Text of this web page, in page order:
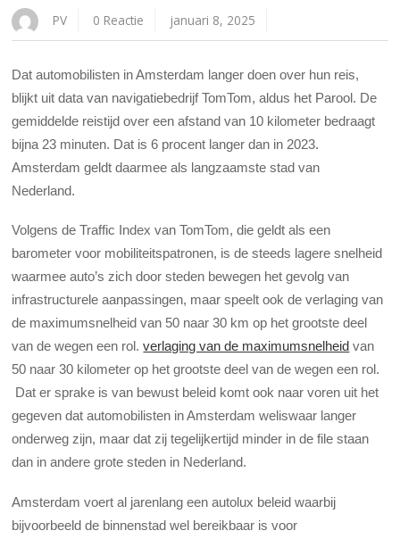
PV 0 Reactie januari 8, 2025
Dat automobilisten in Amsterdam langer doen over hun reis,
blijkt uit data van navigatiebedrijf TomTom, aldus het Parool. De
gemiddelde reistijd over een afstand van 10 kilometer bedraagt
bijna 23 minuten. Dat is 6 procent langer dan in 2023.
Amsterdam geldt daarmee als langzaamste stad van
Nederland.
Volgens de Traffic Index van TomTom, die geldt als een
barometer voor mobiliteitspatronen, is de steeds lagere snelheid
waarmee auto’s zich door steden bewegen het gevolg van
infrastructurele aanpassingen, maar speelt ook de verlaging van
de maximumsnelheid van 50 naar 30 km op het grootste deel
van de wegen een rol.verlaging van de maximumsnelheid van
50 naar 30 kilometer op het grootste deel van de wegen een rol.
Dat er sprake is van bewust beleid komt ook naar voren uit het
gegeven dat automobilisten in Amsterdam weliswaar langer
onderweg zijn, maar dat zij tegelijkertijd minder in de file staan
dan in andere grote steden in Nederland.
Amsterdam voert al jarenlang een autolux beleid waarbij
bijvoorbeeld de binnenstad wel bereikbaar is voor